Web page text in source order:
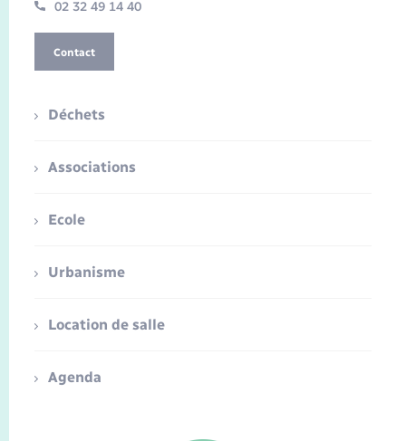
02 32 49 14 40
Contact
Déchets
Associations
Ecole
Urbanisme
Location de salle
Agenda